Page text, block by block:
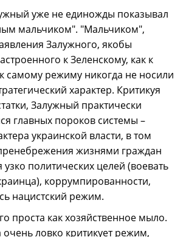
уже не единожды показывал
мальчиком". "Мальчиком",
Залужного, якобы
к Зеленскому, как к
самому режиму никогда не носили
характер. Критикуя
Залужный практически
главных пороков системы –
украинской власти, в том
жизнями граждан
политических целей (воевать
коррумпированности,
нацистский режим.
проста как хозяйственное мыло.
ловко критикует режим,